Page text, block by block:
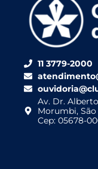
11 3779-2000
Av. Dr.
Morumbi, São
Cep: 05678-